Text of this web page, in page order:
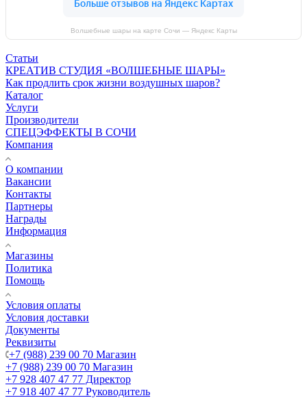
Волшебные шары на карте Сочи — Яндекс Карты
Статьи
КРЕАТИВ СТУДИЯ «ВОЛШЕБНЫЕ ШАРЫ»
Как продлить срок жизни воздушных шаров?
Каталог
Услуги
Производители
СПЕЦЭФФЕКТЫ В СОЧИ
Компания
О компании
Вакансии
Контакты
Партнеры
Награды
Информация
Магазины
Политика
Помощь
Условия оплаты
Условия доставки
Документы
Реквизиты
+7 (988) 239 00 70 Магазин
+7 (988) 239 00 70 Магазин
+7 928 407 47 77 Директор
+7 918 407 47 77 Руководитель